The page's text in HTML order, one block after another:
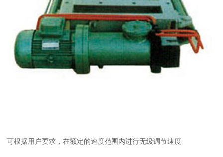
可根据用户要求，在额定的速度范围内进行无级调节速度